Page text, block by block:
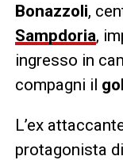
Bonazzoli,
Sampdoria,
ingresso in
compagni il
L’ex
protagonista di